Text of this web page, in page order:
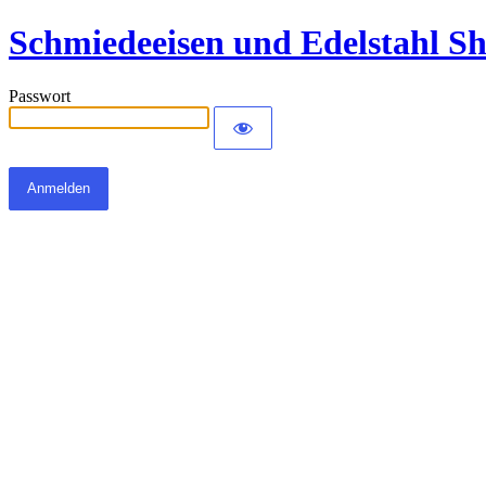
Schmiedeeisen und Edelstahl
Passwort